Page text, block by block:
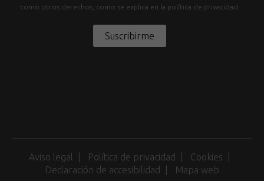
como otros derechos, como se explica en la política de privacidad.
Suscribirme
Aviso legal Política de privacidad
Cookies
Declaración de accesibilidad
Mapa web